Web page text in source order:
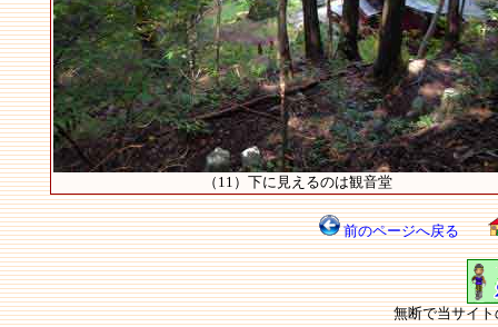
（11）下に見えるのは観音堂
前のページへ戻る
無断で当サイ